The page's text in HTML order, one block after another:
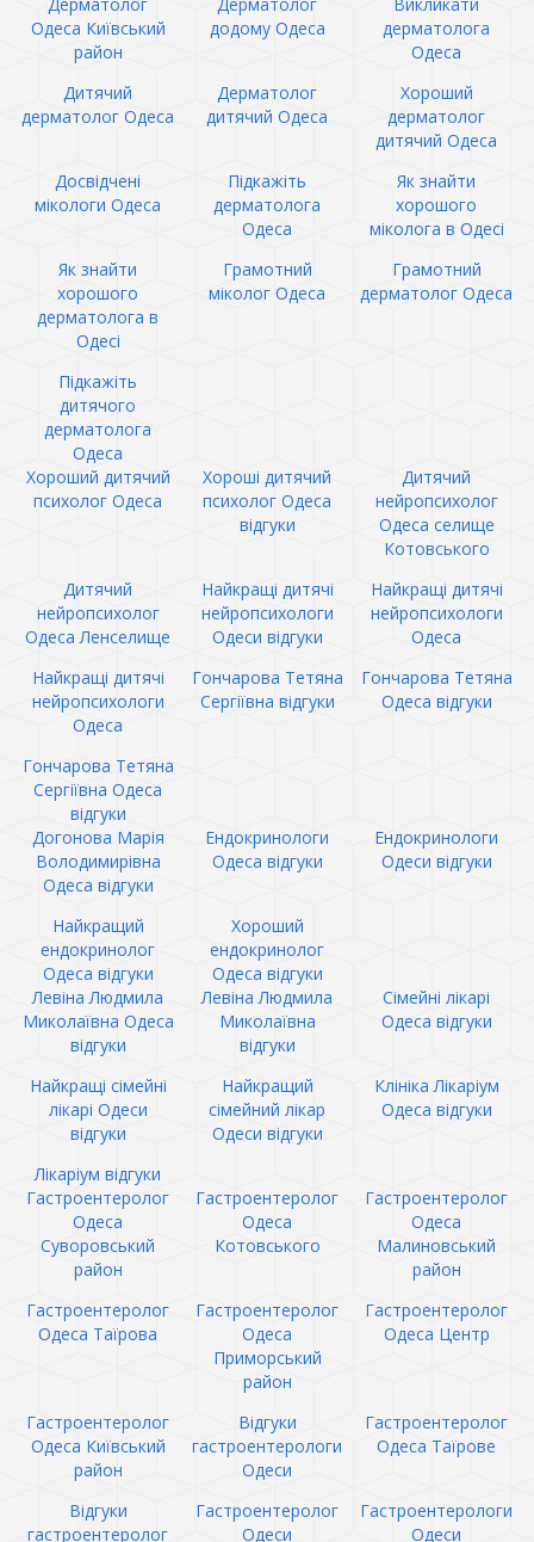
Одеса Київський
район
додому Одеса
дерматолога
Одеса
Дитячий
дерматолог Одеса
Дерматолог
дитячий Одеса
Хороший
дерматолог
дитячий Одеса
Досвідчені
мікологи Одеса
Підкажіть
дерматолога
Одеса
Як знайти
хорошого
міколога в Одесі
Як знайти
хорошого
дерматолога в
Одесі
Грамотний
міколог Одеса
Грамотний
дерматолог Одеса
Підкажіть
дитячого
дерматолога
Одеса
Хороший дитячий
психолог Одеса
Хороші дитячий
психолог Одеса
відгуки
Дитячий
нейропсихолог
Одеса селище
Котовського
Дитячий
нейропсихолог
Одеса Ленселище
Найкращі дитячі
нейропсихологи
Одеси відгуки
Найкращі дитячі
нейропсихологи
Одеса
Найкращі дитячі
нейропсихологи
Одеса
Гончарова Тетяна
Сергіївна відгуки
Гончарова Тетяна
Одеса відгуки
Гончарова Тетяна
Сергіївна Одеса
відгуки
Догонова Марія
Володимирівна
Одеса відгуки
Ендокринологи
Одеса відгуки
Ендокринологи
Одеси відгуки
Найкращий
ендокринолог
Одеса відгуки
Хороший
ендокринолог
Одеса відгуки
Левіна Людмила
Миколаївна Одеса
відгуки
Левіна Людмила
Миколаївна
відгуки
Сімейні лікарі
Одеса відгуки
Найкращі сімейні
лікарі Одеси
відгуки
Найкращий
сімейний лікар
Одеси відгуки
Клініка Лікаріум
Одеса відгуки
Лікаріум відгуки
Гастроентеролог
Одеса
Суворовський
район
Гастроентеролог
Одеса
Котовського
Гастроентеролог
Одеса
Малиновський
район
Гастроентеролог
Одеса Таїрова
Гастроентеролог
Одеса
Приморський
район
Гастроентеролог
Одеса Центр
Гастроентеролог
Одеса Київський
район
Відгуки
гастроентерологи
Одеси
Гастроентеролог
Одеса Таїрове
Відгуки
гастроентеролог
Гастроентеролог
Одеси
Гастроентерологи
Одеси